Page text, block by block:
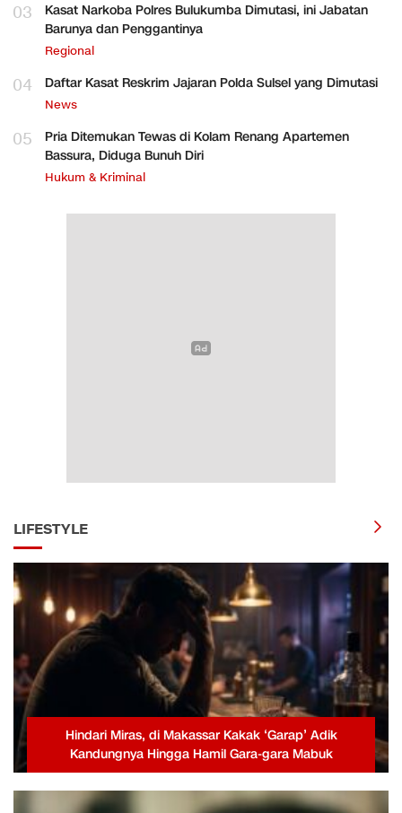
03
Kasat Narkoba Polres Bulukumba Dimutasi, ini Jabatan
Barunya dan Penggantinya
Regional
04 Daftar Kasat Reskrim Jajaran Polda Sulsel yang Dimutasi
News
05
Pria Ditemukan Tewas di Kolam Renang Apartemen
Bassura, Diduga Bunuh Diri
Hukum & Kriminal
LIFESTYLE
Hindari Miras, di Makassar Kakak ‘Garap’ Adik
Kandungnya Hingga Hamil Gara-gara Mabuk